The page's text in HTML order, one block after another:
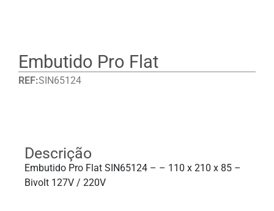
Embutido Pro Flat
REF:SIN65124
Descrição
Embutido Pro Flat SIN65124 – – 110 x 210 x 85 –
Bivolt 127V / 220V